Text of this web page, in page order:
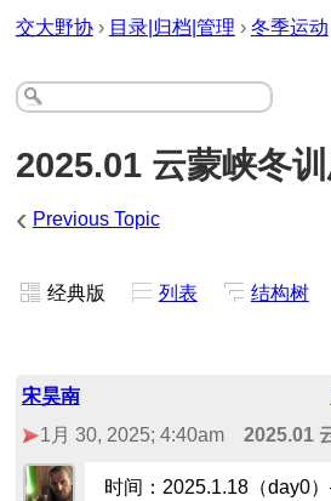
交大野协 › 目录|归档|管理 › 冬季运动
2025.01 云蒙峡冬
‹ Previous Topic
经典版 列表
结构树
宋昊南
1月 30, 2025; 4:40am
2025.01
时间：2025.1.18（day0